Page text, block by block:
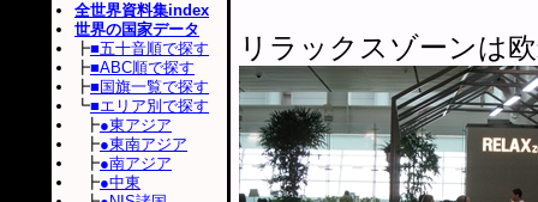
リラックスゾーンは
全世界資料集index
世界の国家データ
┣■五十音順で探す
┣■ABC順で探す
┣■国旗一覧で探す
┗■エリア別で探す
┣●東アジア
┣●東南アジア
┣●南アジア
┣●中東